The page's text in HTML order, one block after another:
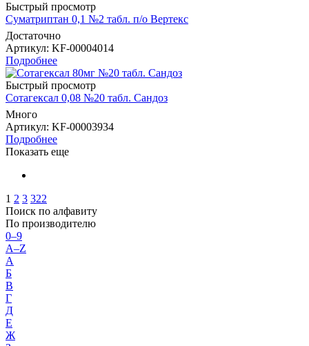
Быстрый просмотр
Суматриптан 0,1 №2 табл. п/о Вертекс
Достаточно
Артикул: KF-00004014
Подробнее
Быстрый просмотр
Сотагексал 0,08 №20 табл. Сандоз
Много
Артикул: KF-00003934
Подробнее
Показать еще
1 2 3 322
Поиск по алфавиту
По производителю
0–9
A–Z
А
Б
В
Г
Д
Е
Ж